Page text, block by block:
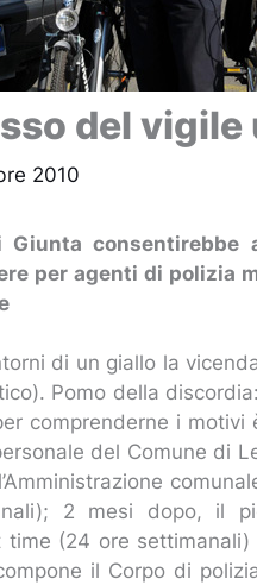
del vigile
2010
Giunta
per agenti di polizia
di un giallo la
Pomo della
comprenderne i
del Comune di
2 mesi dopo, il
time (24 ore
il Corpo di